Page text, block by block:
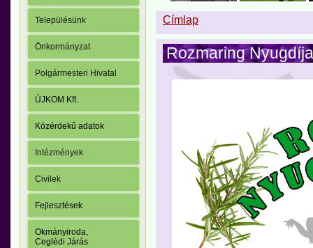
Településünk
Önkormányzat
Polgármesteri Hivatal
ÚJKOM Kft.
Közérdekű adatok
Intézmények
Civilek
Fejlesztések
Okmányiroda,
Ceglédi Járás
Címlap
Rozmaring